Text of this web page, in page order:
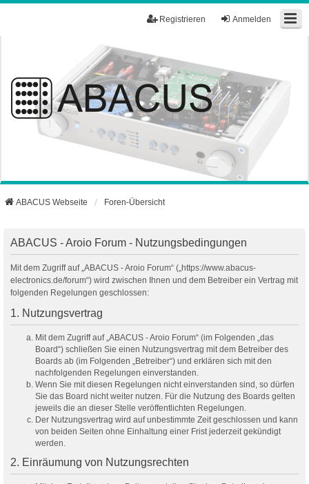
Anmelden
Registrieren
ABACUS Webseite Foren-Übersicht
ABACUS - Aroio Forum - Nutzungsbedingungen
Mit dem Zugriff auf „ABACUS - Aroio Forum“ („https://www.abacus-
electronics.de/forum“) wird zwischen Ihnen und dem Betreiber ein Vertrag mit
folgenden Regelungen geschlossen:
1. Nutzungsvertrag
Mit dem Zugriff auf „ABACUS - Aroio Forum“ (im Folgenden „das
Board“) schließen Sie einen Nutzungsvertrag mit dem Betreiber des
Boards ab (im Folgenden „Betreiber“) und erklären sich mit den
nachfolgenden Regelungen einverstanden.
Wenn Sie mit diesen Regelungen nicht einverstanden sind, so dürfen
Sie das Board nicht weiter nutzen. Für die Nutzung des Boards gelten
jeweils die an dieser Stelle veröffentlichten Regelungen.
Der Nutzungsvertrag wird auf unbestimmte Zeit geschlossen und kann
von beiden Seiten ohne Einhaltung einer Frist jederzeit gekündigt
werden.
2. Einräumung von Nutzungsrechten